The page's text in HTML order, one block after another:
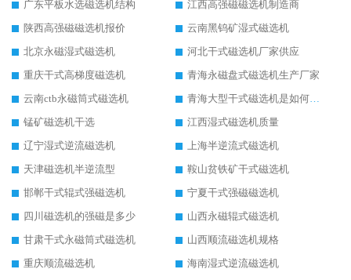
广东平板水选磁选机结构
江西高强磁磁选机制造商
陕西高强磁磁选机报价
云南黑钨矿湿式磁选机
北京永磁湿式磁选机
河北干式磁选机厂家供应
重庆干式高梯度磁选机
青海永磁盘式磁选机生产厂家
云南ctb永磁筒式磁选机
青海大型干式磁选机是如何选矿的
锰矿磁选机干选
江西湿式磁选机质量
辽宁湿式逆流磁选机
上海半逆流式磁选机
天津磁选机半逆流型
鞍山贫铁矿干式磁选机
邯郸干式辊式强磁选机
宁夏干式强磁磁选机
四川磁选机的强磁是多少
山西永磁辊式磁选机
甘肃干式永磁筒式磁选机
山西顺流磁选机规格
重庆顺流磁选机
海南湿式逆流磁选机